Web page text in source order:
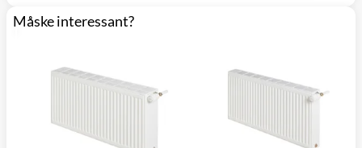
Måske interessant?